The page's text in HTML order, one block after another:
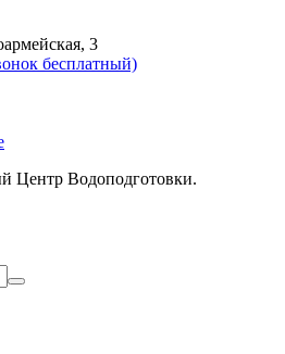
3
бесплатный)
Центр Водоподготовки.